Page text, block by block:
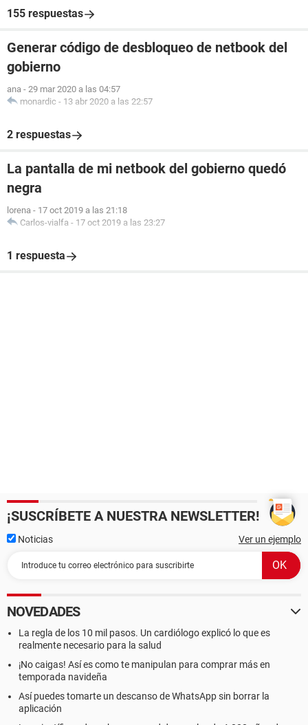
155 respuestas
Generar código de desbloqueo de netbook del
gobierno
ana - 29 mar 2020 a las 04:57
monardic - 13 abr 2020 a las 22:57
2 respuestas
La pantalla de mi netbook del gobierno quedó
negra
lorena - 17 oct 2019 a las 21:18
Carlos-vialfa - 17 oct 2019 a las 23:27
1 respuesta
¡SUSCRÍBETE A NUESTRA NEWSLETTER!
Noticias Ver un ejemplo
NOVEDADES
La regla de los 10 mil pasos. Un cardiólogo explicó lo que es
realmente necesario para la salud
¡No caigas! Así es como te manipulan para comprar más en
temporada navideña
Así puedes tomarte un descanso de WhatsApp sin borrar la
aplicación